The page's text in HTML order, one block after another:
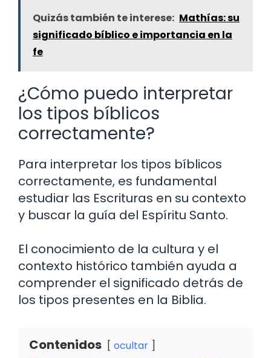
Quizás también te interese: Mathías: su
significado bíblico e importancia en la
fe
¿Cómo puedo interpretar
los tipos bíblicos
correctamente?
Para interpretar los tipos bíblicos
correctamente, es fundamental
estudiar las Escrituras en su contexto
y buscar la guía del Espíritu Santo.
El conocimiento de la cultura y el
contexto histórico también ayuda a
comprender el significado detrás de
los tipos presentes en la Biblia.
Contenidos ocultar